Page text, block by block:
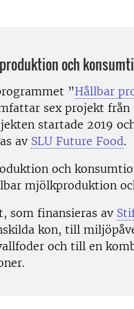
och
”Hållbar
sex projekt
startade 2019
av SLU Future Food.
och
mjölkproduktion
som finansieras av
kon, till
och till en